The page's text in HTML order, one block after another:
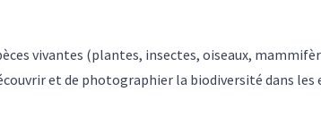
vivantes (plantes, insectes, oiseaux,
et de photographier la biodiversité dans les